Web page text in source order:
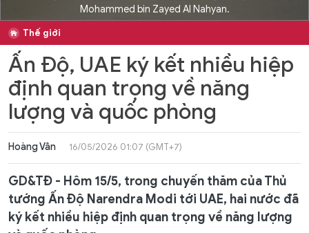
Mohammed bin Zayed Al Nahyan.
Thế giới
Ấn Độ, UAE ký kết nhiều hiệp
định quan trọng về năng
lượng và quốc phòng
Hoàng Vân 16/05/2026 01:07 (GMT+7)
GD&TĐ - Hôm 15/5, trong chuyến thăm của Thủ
tướng Ấn Độ Narendra Modi tới UAE, hai nước đã
ký kết nhiều hiệp định quan trọng về năng lượng